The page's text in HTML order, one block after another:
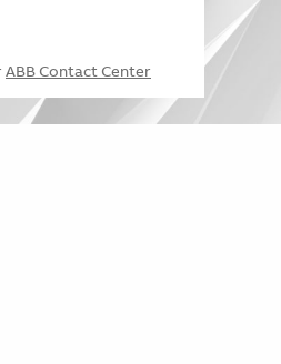
ABB Contact Center